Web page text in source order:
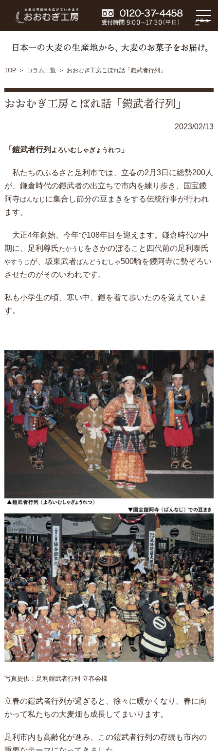
メニュ
ー
TOP コラム一覧 おおむぎ工房こぼれ話「鎧武者行列」
おおむぎ工房こぼれ話「鎧武者行列」
2023/02/13
「鎧武者行列 よろいむしゃぎょうれつ」
私たちのふるさと足利市では、立春の2月3日に総勢200人
が、鎌倉時代の鎧武者の出立ちで市内を練り歩き、国宝鑁
阿寺ばんなじ に集合し節分の豆まきをする伝統行事が行われ
ます。
大正4年創始、今年で108年目を迎えます。鎌倉時代の中
期に、足利尊氏たかうじ をさかのぼること四代前の足利泰氏
やすうじ が、坂東武者ばんどうむしゃ500騎を鑁阿寺に勢ぞろい
させたのがそのいわれです。
私も小学生の頃、寒い中、鎧を着て歩いたのを覚えていま
す。
写真提供：足利鎧武者行列 立春会様
立春の鎧武者行列が過ぎると、徐々に暖かくなり、春に向
かって私たちの大麦畑も成長してまいります。
足利市内も高齢化が進み、この鎧武者行列の存続も市内の